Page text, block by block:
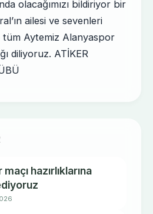
olacağımızı bildiriyor bir
ailesi ve sevenleri
Aytemiz Alanyaspor
diliyoruz. ATİKER
hazırlıklarına